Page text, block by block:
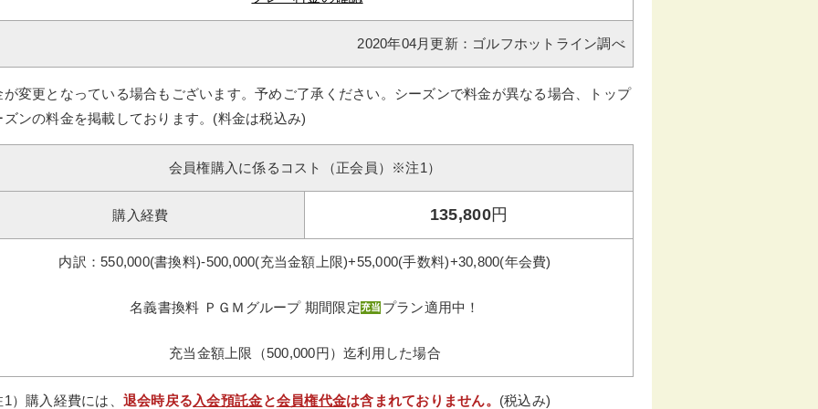
2020年04月更新：ゴルフホットライン調べ
が変更となっている場合もございます。予めご了承ください。シーズンで料金が異なる場合、トップ
ズンの料金を掲載しております。(料金は税込み)
会員権購入に係るコスト（正会員）※注1）
購入経費 135,800円
内訳：550,000(書換料)-500,000(充当金額上限)+55,000(手数料)+30,800(年会費)
名義書換料 ＰＧＭグループ 期間限定 プラン適用中！
充当金額上限（500,000円）迄利用した場合
）購入経費には、 退会時戻る 入会預託金と会員権代金は含まれておりません。 (税込み)